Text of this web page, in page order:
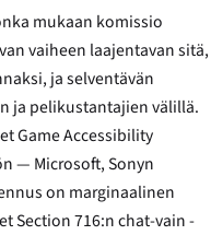
mukaan komissio
vaiheen laajentavan sitä,
ja selventävän
ja pelikustantajien välillä.
Game Accessibility
— Microsoft, Sonyn
on marginaalinen
Section 716:n chat-vain -